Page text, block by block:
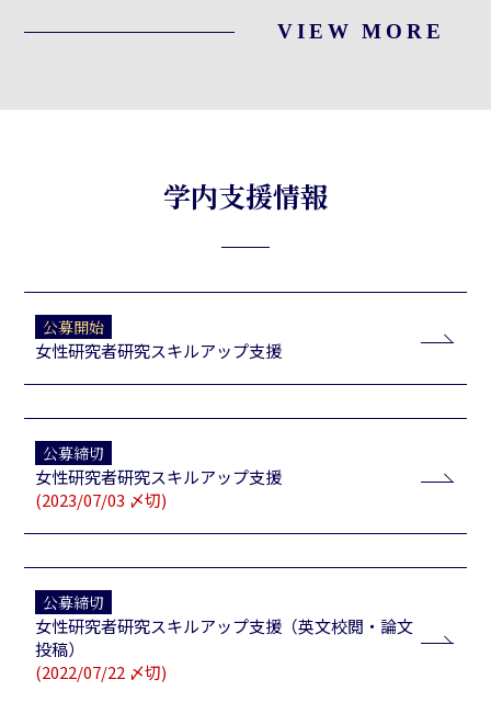
VIEW MORE
学内支援情報
公募開始
女性研究者研究スキルアップ支援
公募締切
女性研究者研究スキルアップ支援
(2023/07/03 〆切)
公募締切
女性研究者研究スキルアップ支援（英文校閲・論文
投稿）
(2022/07/22 〆切)